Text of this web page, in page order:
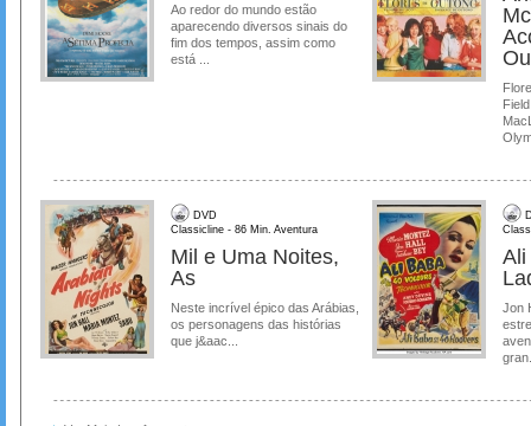
Ao redor do mundo estão
aparecendo diversos sinais do
fim dos tempos, assim como
está ...
DVD
Classicline - 86 Min. Aventura
Mil e Uma Noites,
As
Neste incrível épico das Arábias,
os personagens das histórias
que j&aac...
Ali
Jon